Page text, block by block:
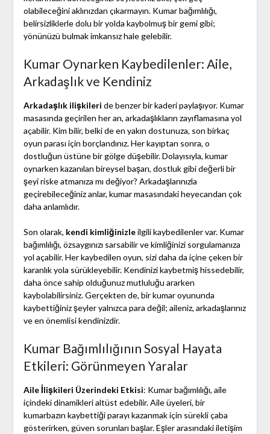
olabileceğini aklınızdan çıkarmayın. Kumar bağımlılığı,
belirsizliklerle dolu bir yolda kaybolmuş bir gemi gibi;
yönünüzü bulmak imkansız hale gelebilir.
Kumar Oynarken Kaybedilenler: Aile,
Arkadaşlık ve Kendiniz
Arkadaşlık ilişkileri de benzer bir kaderi paylaşıyor. Kumar
masasında geçirilen her an, arkadaşlıkların zayıflamasına yol
açabilir. Kim bilir, belki de en yakın dostunuza, son birkaç
oyun parası için borçlandınız. Her kayıptan sonra, o
dostluğun üstüne bir gölge düşebilir. Dolayısıyla, kumar
oynarken kazanılan bireysel başarı, dostluk gibi değerli bir
şeyi riske atmanıza mı değiyor? Arkadaşlarınızla
geçirebileceğiniz anlar, kumar masasındaki heyecandan çok
daha anlamlıdır.
Son olarak, kendi kimliğinizleilgili kaybedilenler var. Kumar
bağımlılığı, özsaygınızı sarsabilir ve kimliğinizi sorgulamanıza
yol açabilir. Her kaybedilen oyun, sizi daha da içine çeken bir
karanlık yola sürükleyebilir. Kendinizi kaybetmiş hissedebilir,
daha önce sahip olduğunuz mutluluğu ararken
kaybolabilirsiniz. Gerçekten de, bir kumar oyununda
kaybettiğiniz şeyler yalnızca para değil; aileniz, arkadaşlarınız
ve en önemlisi kendinizdir.
Kumar Bağımlılığının Sosyal Hayata
Etkileri: Görünmeyen Yaralar
Aile İlişkileri Üzerindeki Etkisi: Kumar bağımlılığı, aile
içindeki dinamikleri altüst edebilir. Aile üyeleri, bir
kumarbazın kaybettiği parayı kazanmak için sürekli çaba
gösterirken, güven sorunları başlar. Eşler arasındaki iletişim